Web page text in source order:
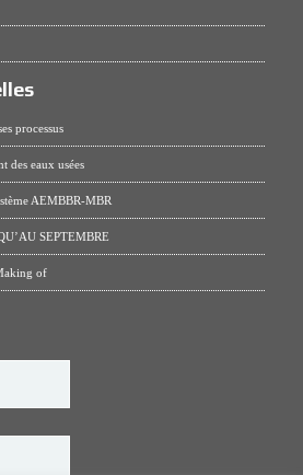
processus
des eaux usées
AEMBBR-MBR
SEPTEMBRE
of